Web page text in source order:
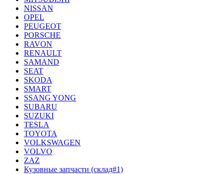
NISSAN
OPEL
PEUGEOT
PORSCHE
RAVON
RENAULT
SAMAND
SEAT
SKODA
SMART
SSANG YONG
SUBARU
SUZUKI
TESLA
TOYOTA
VOLKSWAGEN
VOLVO
ZAZ
Кузовные запчасти (склад#1)